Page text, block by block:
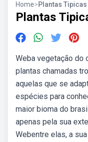
Home>Plantas
Plantas
Weba vegetação do
plantas chamadas
aquelas que se
espécies para
maior bioma do
apenas pela sua
Webentre elas, a